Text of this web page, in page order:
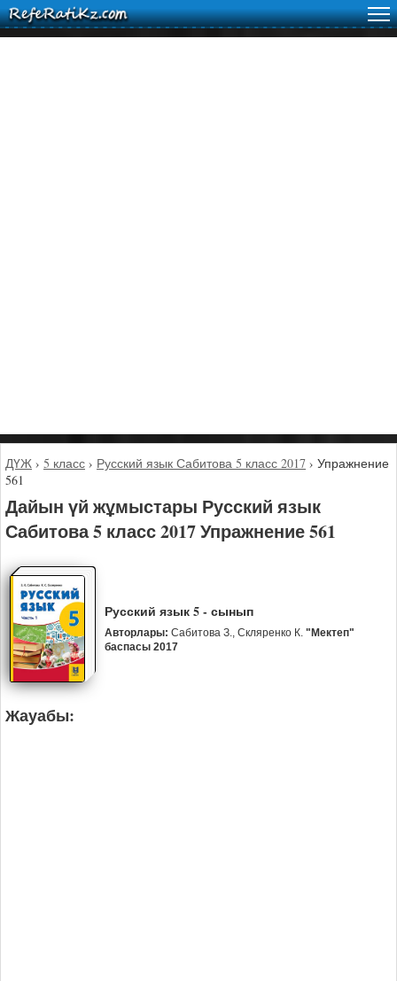
ДҮЖ › 5 класс › Русский язык Сабитова 5 класс 2017 › Упражнение
561
Дайын үй жұмыстары Русский язык
Сабитова 5 класс 2017 Упражнение 561
Русский язык 5 - сынып
Авторлары: Сабитова З., Скляренко К. "Мектеп"
баспасы 2017
Жауабы: